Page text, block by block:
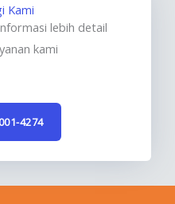
Kami
lebih detail
kami
4274